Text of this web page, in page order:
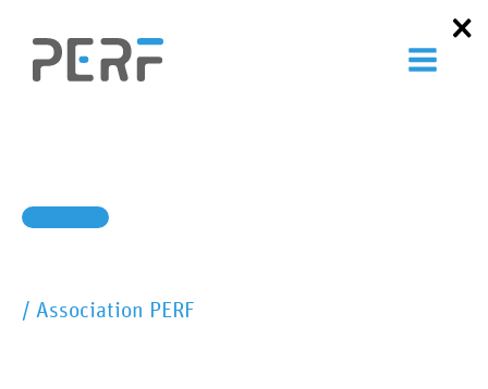
contenu
/ Association PERF